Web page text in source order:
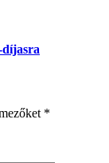
díjasra
*